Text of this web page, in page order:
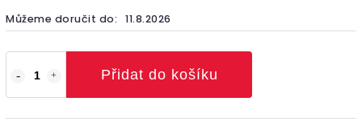
Můžeme doručit do: 11.8.2026
Přidat do košíku